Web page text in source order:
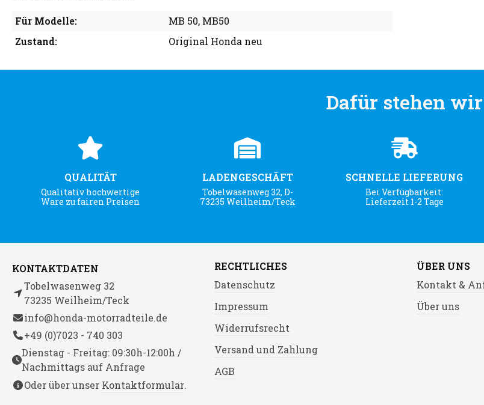
Für Modelle: MB 50, MB50
Zustand:
Original Honda neu
Dafür stehen wir
QUALITÄT
Qualitativ hochwertige
Ware zu fairen Preisen
LADENGESCHÄFT
Tobelwasenweg 32, D-
73235 Weilheim/Teck
SCHNELLE LIEFERUNG
Bei Verfügbarkeit:
Lieferzeit 1-2 Tage
KONTAKTDATEN
Tobelwasenweg 32
73235 Weilheim/Teck
info@honda-motorradteile.de
+49 (0)7023 - 740 303
Dienstag - Freitag: 09:30h-12:00h /
Nachmittags auf Anfrage
Oder über unser Kontaktformular.
RECHTLICHES
Datenschutz
Impressum
Widerrufsrecht
Versand und Zahlung
AGB
ÜBER UNS
Kontakt &
Über uns